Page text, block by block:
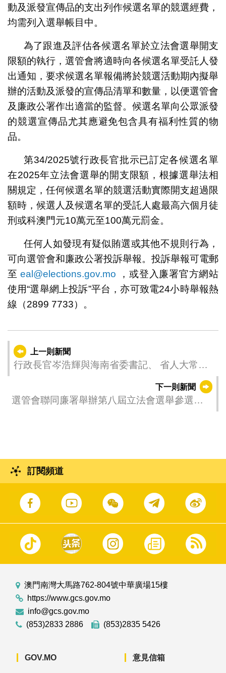
動及派發宣傳品的支出列作候選名單的競選經費，
均需列入選舉帳目中。
為了跟進及評估各候選名單於立法會選舉開支
限額的執行，選管會將適時向各候選名單受託人發
出通知，要求候選名單報備將於競選活動期內擬舉
辦的活動及派發的宣傳品清單和數量，以便選管會
及廉政公署作出適當的監督。候選名單向公眾派發
的競選宣傳品尤其應避免包含具有福利性質的物
品。
第34/2025號行政長官批示已訂定各候選名單
在2025年立法會選舉的開支限額，根據選舉法相
關規定，任何候選名單的競選活動實際開支超過限
額時，候選人及候選名單的受託人處最高六個月徒
刑或科澳門元10萬元至100萬元罰金。
任何人如發現有疑似賄選或其他不規則行為，
可向選管會和廉政公署投訴舉報。投訴舉報可電郵
至eal@elections.gov.mo ，或登入廉署官方網站
使用“選舉網上投訴”平台，亦可致電24小時舉報熱
線（2899 7733）。
上一則新聞
行政長官岑浩輝與海南省委書記、 省人大常委
下一則新聞
選管會聯同廉署舉辦第八屆立法會選舉參選程
訂閱頻道
澳門南灣大馬路762-804號中華廣場15樓
https://www.gcs.gov.mo
info@gcs.gov.mo
(853)2833 2886
(853)2835 5426
GOV.MO 意見信箱